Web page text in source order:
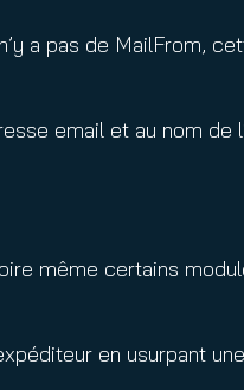
a pas de MailFrom,
email et au nom de
même certains
en usurpant